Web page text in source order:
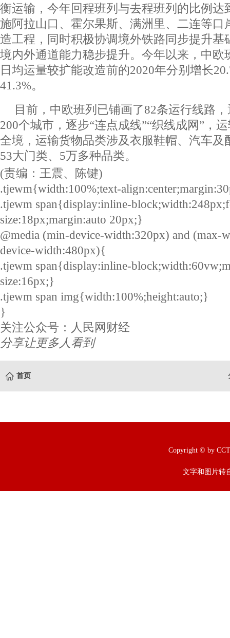
衡运输，今年回程班列与去程班列的比例达
施阿拉山口、霍尔果斯、满洲里、二连等口
造工程，同时积极协调境外铁路同步提升基
境内外通道能力稳步提升。今年以来，中欧
日均运量较扩能改造前的2020年分别增长
41.3%。
目前，中欧班列已铺画了82条运行线路
200个城市，逐步“连点成线”“织线成网”，
全境，运输货物品类涉及衣服鞋帽、汽车及
53大门类、5万多种品类。
(责编：王震、陈键)
.tjewm{width:100%;text-
.tjewm span{display:inline-
size:18px;margin:auto 20px;}
@media (min-device-width:320px) and (max-
device-width:480px){
.tjewm span{display:inline-
size:16px;}
.tjewm span img{width:100%;height:auto;}
}
关注公众号：人民网财经
分享让更多人看到
首页
Copyright © by
文字和图片转